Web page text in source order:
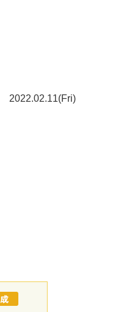
2022.02.11(Fri)